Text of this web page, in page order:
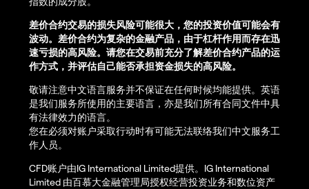
差价合约交易的损失风险可能很大，您的投资价值可能会有
波动。差价合约为复杂的金融产品，由于杠杆作用而存在迅
速亏损的高风险。请您在交易前充分了解差价合约产品的运
作方式，并评估自己能否承担资金损失的高风险。
敬请注意中文语言服务并不保证在任何时候均能提供。英语
是我们服务所使用的主要语言，亦是我们所有合同文件中具
有法律效力的语言。
您在必须对账户采取行动时有可能无法联络我们中文服务工
作人员。
CFD账户由IG International Limited提供。IG International
Limited 由百慕大金融管理局授权经营投资业务和数位资产